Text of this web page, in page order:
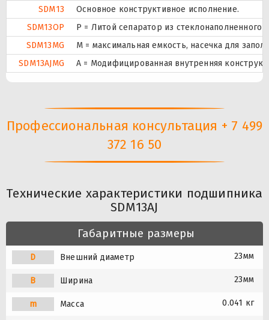
SDM13
Основное конструктивное исполнение.
SDM13OP
P = Литой сепаратор из
SDM13MG
M = максимальная емкость, насечка для
SDM13AJMG
A = Модифицированная внутренняя
Профессиональная консультация + 7 499
372 16 50
Технические характеристики подшипника
SDM13AJ
Габаритные размеры
D Внешний диаметр 23мм
B Ширина 23мм
m Масса 0.041 кг